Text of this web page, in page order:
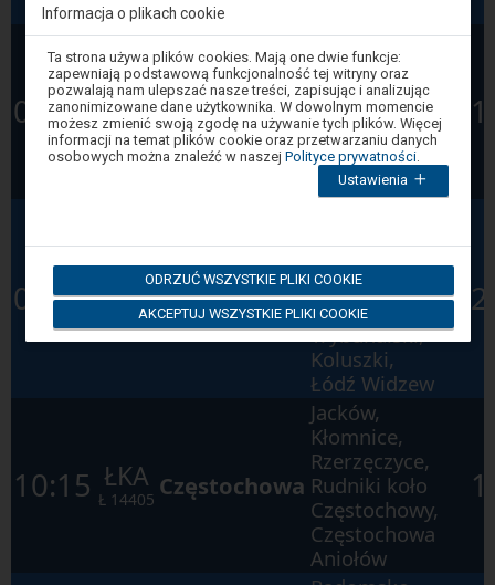
09:20 ŁKA
Ł14403 Częstochowa
Jacków,
Kłomnice,
Rzerzęczyce,
Rudniki koło
Częstochowy,
Częstochowa
Aniołów
1
09:54
R
41208
Łódź
Fabryczna
koło
Radomska,
Piotrków
Trybunalski,
Koluszki,
Łódź Widzew
2
10:15 ŁKA
Ł 14405 Częstochowa
Jacków,
Kłomnice,
Rzerzęczyce,
Rudniki koło
Częstochowy,
Częstochowa
Aniołów
1
Informacja o plikach cookie
Uwaga,
znajdujesz
się
oknie
modalnym.
celu
którąś
dostępnych
końcu
okna.
elementach
w
Ta strona używa plików cookies. Mają one dwie funkcje:
zapewniają podstawową funkcjonalność tej witryny oraz
pozwalają nam ulepszać nasze treści, zapisując i analizując
zanonimizowane dane użytkownika. W dowolnym momencie
możesz zmienić swoją zgodę na używanie tych plików. Więcej
informacji na temat plików cookie oraz przetwarzaniu danych
osobowych można znaleźć w naszej Polityce prywatności.
Ustawienia
ODRZUĆ WSZYSTKIE PLIKI COOKIE
AKCEPTUJ WSZYSTKIE PLIKI COOKIE